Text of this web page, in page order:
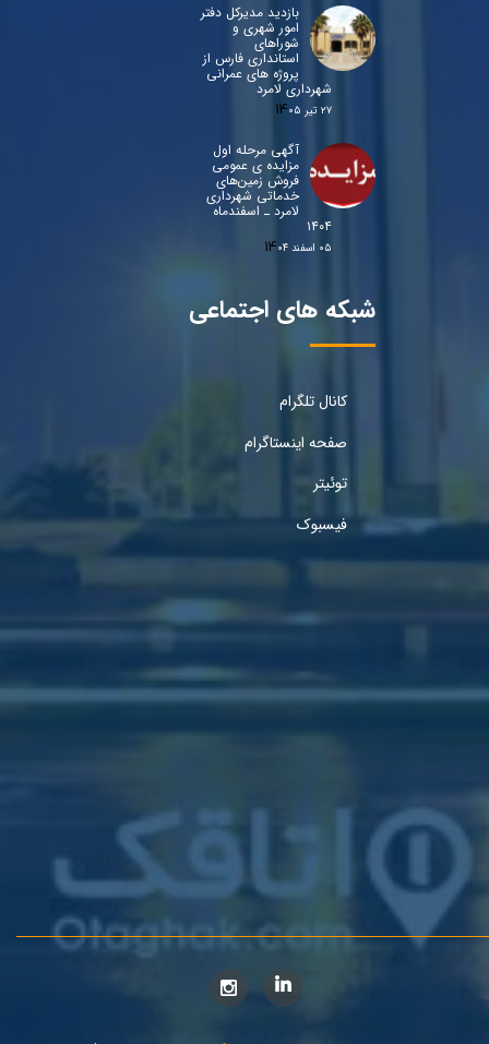
بازدید مدیرکل دفتر
امور شهری و
شوراهای
استانداری فارس از
پروژه های عمرانی
شهرداری لامرد
۲۷ تیر ۰۵
آگهی مرحله اول
مزایده ی عمومی
فروش زمین‌های
خدماتی شهرداری
لامرد ـ اسفندماه
۱۴۰۴
۰۵ اسفند ۰۴
شبکه های اجتماعی
کانال تلگرام
صفحه اینستاگرام
توئیتر
فیسبوک